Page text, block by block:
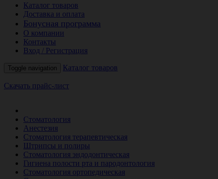
Каталог товаров
Доставка и оплата
Бонусная программа
О компании
Контакты
Вход / Регистрация
Toggle navigation Каталог товаров
Скачать прайс-лист
Стоматология
Анестезия
Стоматология терапевтическая
Штрипсы и полиры
Стоматология эндодонтическая
Гигиена полости рта и пародонтология
Стоматология ортопедическая